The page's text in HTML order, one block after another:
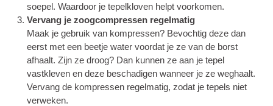
soepel. Waardoor je tepelkloven helpt voorkomen.
Vervang je zoogcompressen regelmatig
Maak je gebruik van kompressen? Bevochtig deze dan
eerst met een beetje water voordat je ze van de borst
afhaalt. Zijn ze droog? Dan kunnen ze aan je tepel
vastkleven en deze beschadigen wanneer je ze weghaalt.
Vervang de kompressen regelmatig, zodat je tepels niet
verweken.